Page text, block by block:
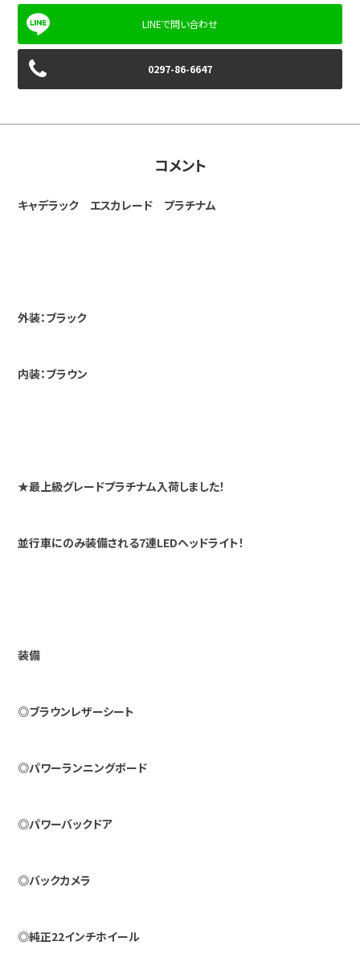
0297-86-6647
コメント
キャデラック エスカレード プラチナム
外装：ブラック
内装：ブラウン
★最上級グレードプラチナム入荷しました！
並行車にのみ装備される7連LEDヘッドライト！
装備
◎ブラウンレザーシート
◎パワーランニングボード
◎パワーバックドア
◎バックカメラ
◎純正22インチホイール